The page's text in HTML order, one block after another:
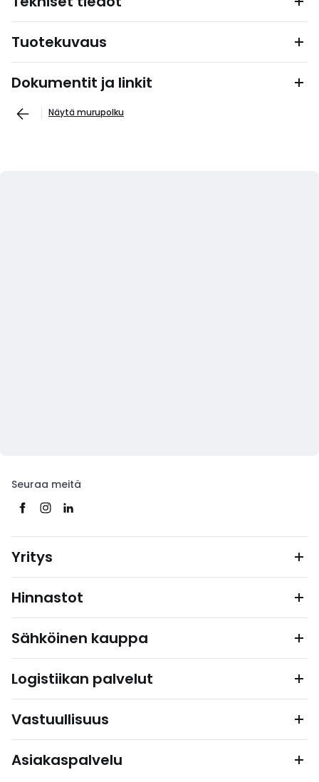
Tuotekuvaus
Dokumentit ja linkit
Näytä murupolku
Seuraa meitä
Yritys
Hinnastot
Sähköinen kauppa
Logistiikan palvelut
Vastuullisuus
Asiakaspalvelu